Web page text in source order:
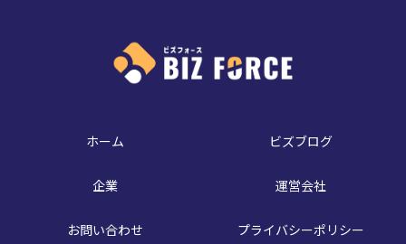
ホーム ビズブログ
企業 運営会社
お問い合わせ プライバシーポリシー